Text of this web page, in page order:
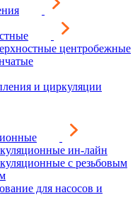
центробежные
и циркуляции
ин-лайн
с резьбовым
для насосов и